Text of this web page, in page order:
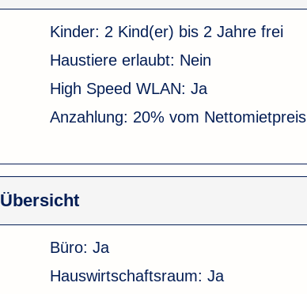
Kinder: 2 Kind(er) bis 2 Jahre frei
Haustiere erlaubt: Nein
High Speed WLAN: Ja
Anzahlung: 20% vom Nettomietpreis
Übersicht
Büro: Ja
Hauswirtschaftsraum: Ja